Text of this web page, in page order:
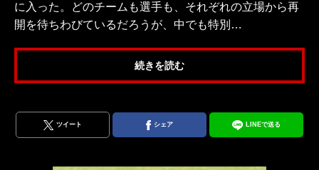
に入った。どのチームも選手も、それぞれの立場から再
開を待ちわびているだろうが、中でも特別…
続きを読む
ツイート シェア LINEで送る